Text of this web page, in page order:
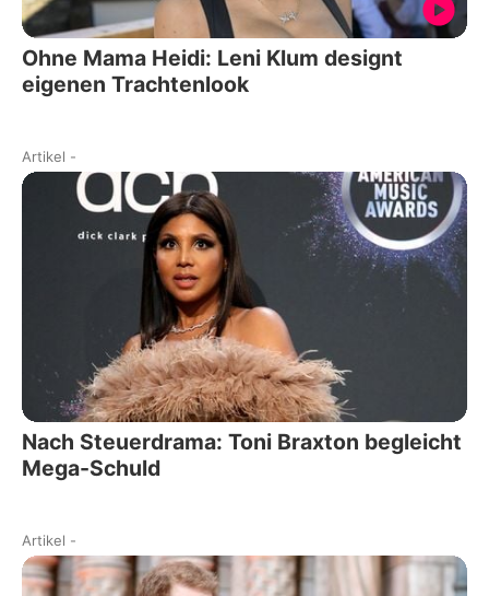
Ohne Mama Heidi: Leni Klum designt
eigenen Trachtenlook
Artikel -
Nach Steuerdrama: Toni Braxton begleicht
Mega-Schuld
Artikel -